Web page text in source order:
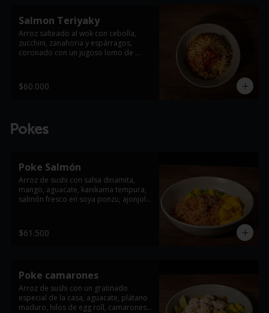
Salmon Teriyaky
Arroz salteado al wok con cebolla,
zucchini, zanahoria y espárragos,
coronado con un jugoso lomo de
$60.000
Pokes
Poke Salmón
Arroz de sushi con salsa dinamita,
mango, aguacate, kanikama tempura,
salmón fresco en soya ponzu, ajonjolí
$61.500
Poke camarones
Arroz de sushi con un gratinado
especial de la casa, aguacate, plátano
maduro, hilos de egg roll, camarones